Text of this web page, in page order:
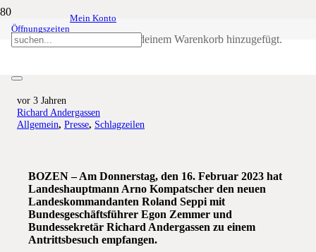
Öffnungszeiten
Mein Konto
wurde deinem Warenkorb hinzugefügt.
Schützenführung trifft
vor 3 Jahren
Richard Andergassen
Allgemein, Presse, Schlagzeilen
BOZEN – Am Donnerstag, den 16. Februar 2023 hat
Landeshauptmann Arno Kompatscher den neuen
Landeskommandanten Roland Seppi mit
Bundesgeschäftsführer Egon Zemmer und
Bundessekretär Richard Andergassen zu einem
Antrittsbesuch empfangen.